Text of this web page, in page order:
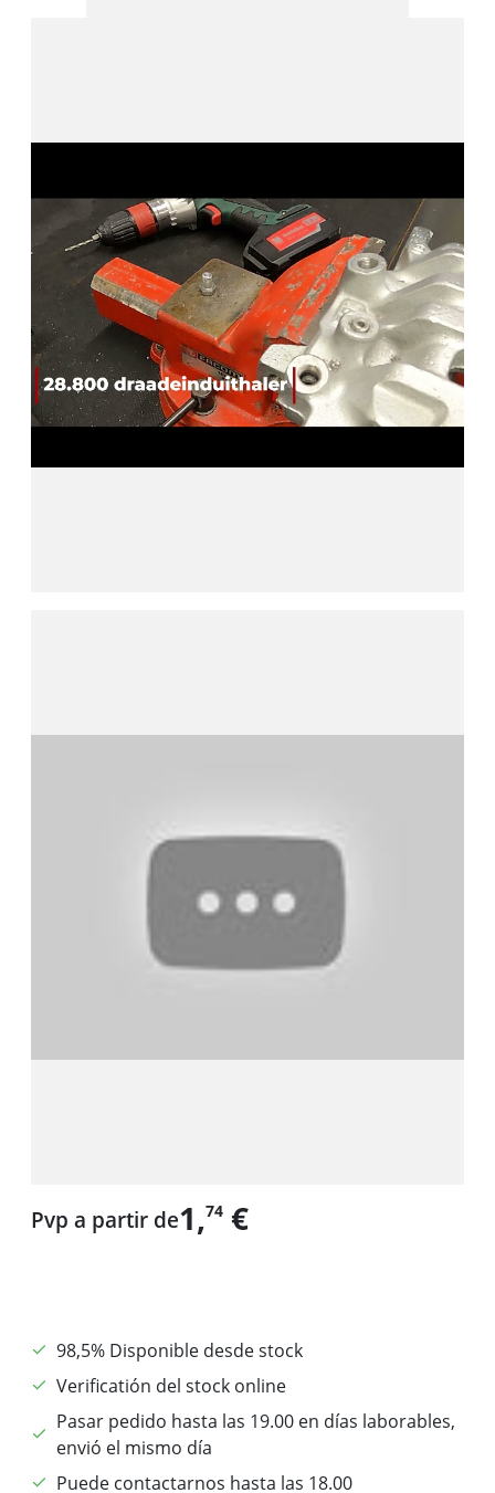
Pvp a partir de1,74 €
98,5% Disponible desde stock
Verificatión del stock online
Pasar pedido hasta las 19.00 en días laborables,
envió el mismo día
Puede contactarnos hasta las 18.00